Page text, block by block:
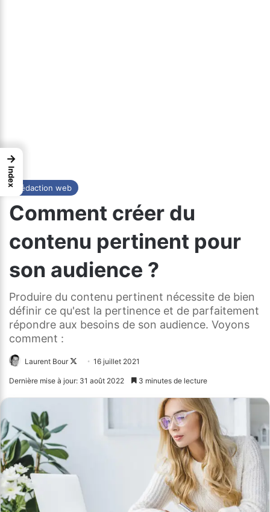
Rédaction web
Comment créer du
contenu pertinent pour
son audience ?
Produire du contenu pertinent nécessite de bien
définir ce qu'est la pertinence et de parfaitement
répondre aux besoins de son audience. Voyons
comment :
Laurent Bour
Follow16 juillet 2021
Dernière mise à jour: 31 août 2022 3 minutes de lecture
→
Index